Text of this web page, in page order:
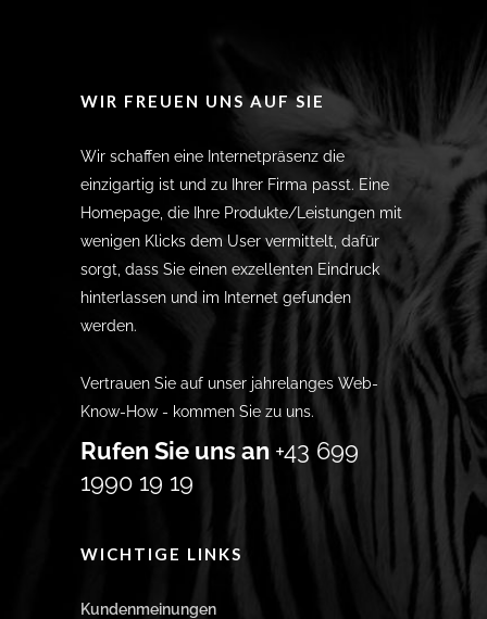
WIR FREUEN UNS AUF SIE
Wir schaffen eine Internetpräsenz die
einzigartig ist und zu Ihrer Firma passt. Eine
Homepage, die Ihre Produkte/Leistungen mit
wenigen Klicks dem User vermittelt, dafür
sorgt, dass Sie einen exzellenten Eindruck
hinterlassen und im Internet gefunden
werden.
Vertrauen Sie auf unser jahrelanges Web-
Know-How - kommen Sie zu uns.
Rufen Sie uns an +43 699
1990 19 19
WICHTIGE LINKS
Kundenmeinungen